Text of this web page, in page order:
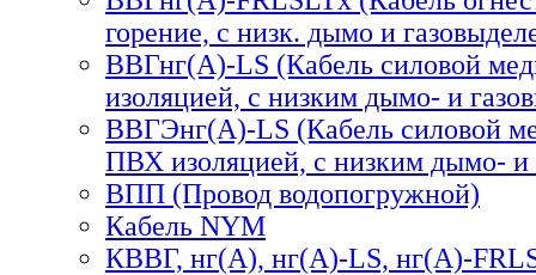
горение, с низк. дымо и
ВВГнг(А)-LS (Кабель силовой
изоляцией, с низким дымо- и
ВВГЭнг(А)-LS (Кабель силовой
ПВХ изоляцией, с низким дымо- и
ВПП (Провод водопогружной)
Кабель NYM
КВВГ, нг(А), нг(А)-LS, нг(А)-